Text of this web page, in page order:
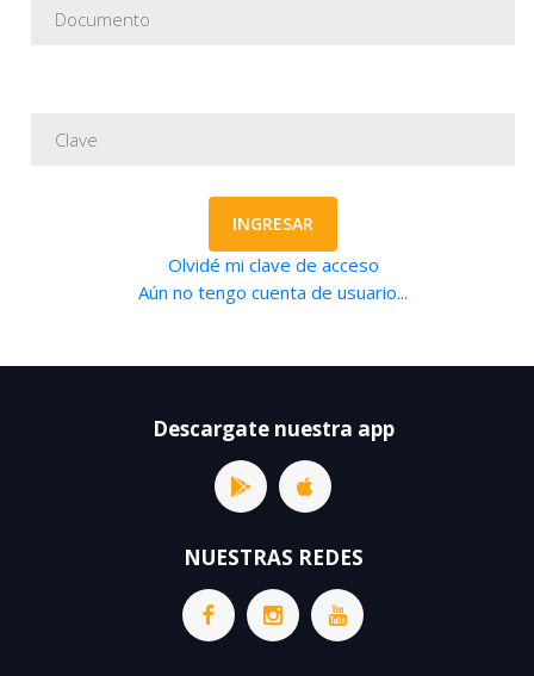
INGRESAR
Olvidé mi clave de acceso
Aún no tengo cuenta de usuario...
Descargate nuestra app
NUESTRAS REDES